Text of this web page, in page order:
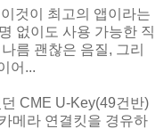
것이 최고의 앱이라는
없이도 사용 가능한 직
름 괜찮은 음질, 그리
어...
CME U-Key(49건반)
메라 연결킷을 경유하